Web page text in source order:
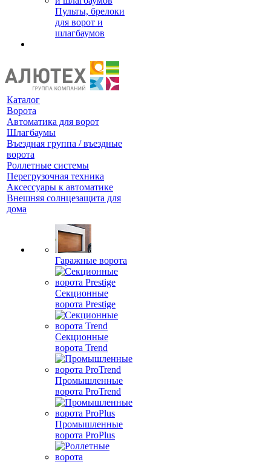
Пульты, брелоки
для ворот и
шлагбаумов
Каталог
Ворота
Автоматика для ворот
Шлагбаумы
Въездная группа / въездные
ворота
Роллетные системы
Перегрузочная техника
Аксессуары к автоматике
Внешняя солнцезащита для
дома
Гаражные ворота
Секционные
ворота Prestige
Секционные
ворота Trend
Промышленные
ворота ProTrend
Промышленные
ворота ProPlus